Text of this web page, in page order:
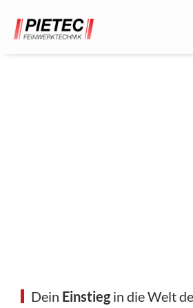
Dein Einstiegin die Welt